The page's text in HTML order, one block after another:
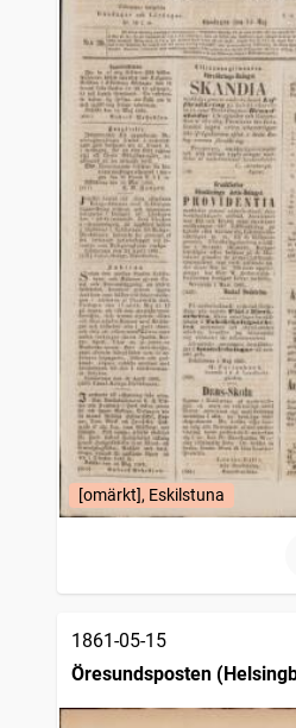
[omärkt], Eskilstuna
1861-05-15
Öresundsposten